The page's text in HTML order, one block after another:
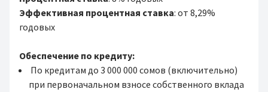
Эффективная процентная ставка: от 8,29%
годовых
Обеспечение по кредиту:
По кредитам до 3 000 000 сомов (включительно)
при первоначальном взносе собственного вклада